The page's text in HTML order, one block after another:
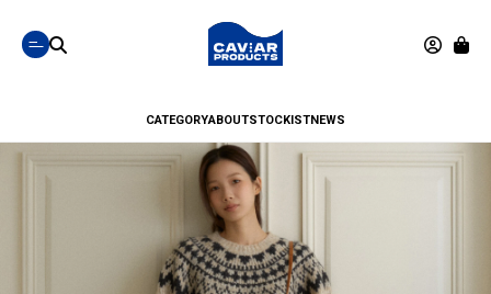
CATEGORYABOUTSTOCKISTNEWS